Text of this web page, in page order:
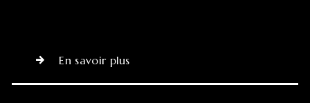
En savoir plus